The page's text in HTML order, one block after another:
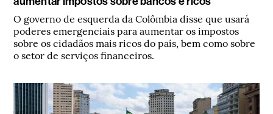
O governo de esquerda da Colômbia disse que usará
poderes emergenciais para aumentar os impostos
sobre os cidadãos mais ricos do país, bem como sobre
o setor de serviços financeiros.